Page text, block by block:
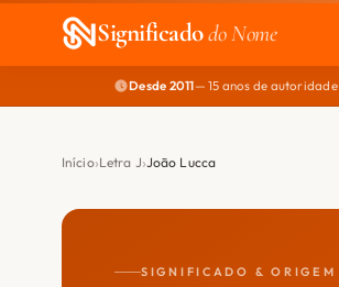
Significadodo Nome
Desde 2011— 15 anos de autoridade
Início Letra J João Lucca
SIGNIFICADO & ORIGEM